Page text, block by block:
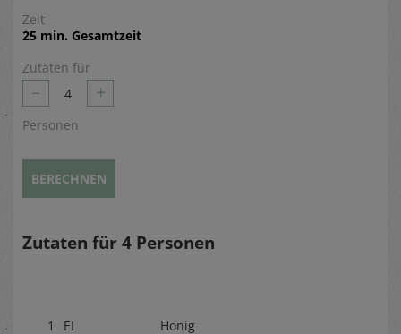
Zeit
25 min. Gesamtzeit
Zutaten für
– 4 +
Personen
BERECHNEN
Zutaten für 4 Personen
1 EL
Honig